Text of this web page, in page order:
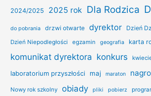
2024/2025 2025 rok Dla Rodzica
do pobrania drzwi otwarte dyrektor Dzień
Dzień Niepodległości egzamin geografia karta
komunikat dyrektora konkurs
laboratorium przyszłości maj maraton
Nowy rok szkolny obiady pliki pobierz